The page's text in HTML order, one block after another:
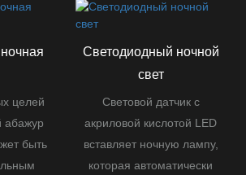
целей
абажур
быть
Светодиодный ночной
свет
Световой датчик с
акриловой кислотой LED
вставляет ночную лампу,
которая автоматически